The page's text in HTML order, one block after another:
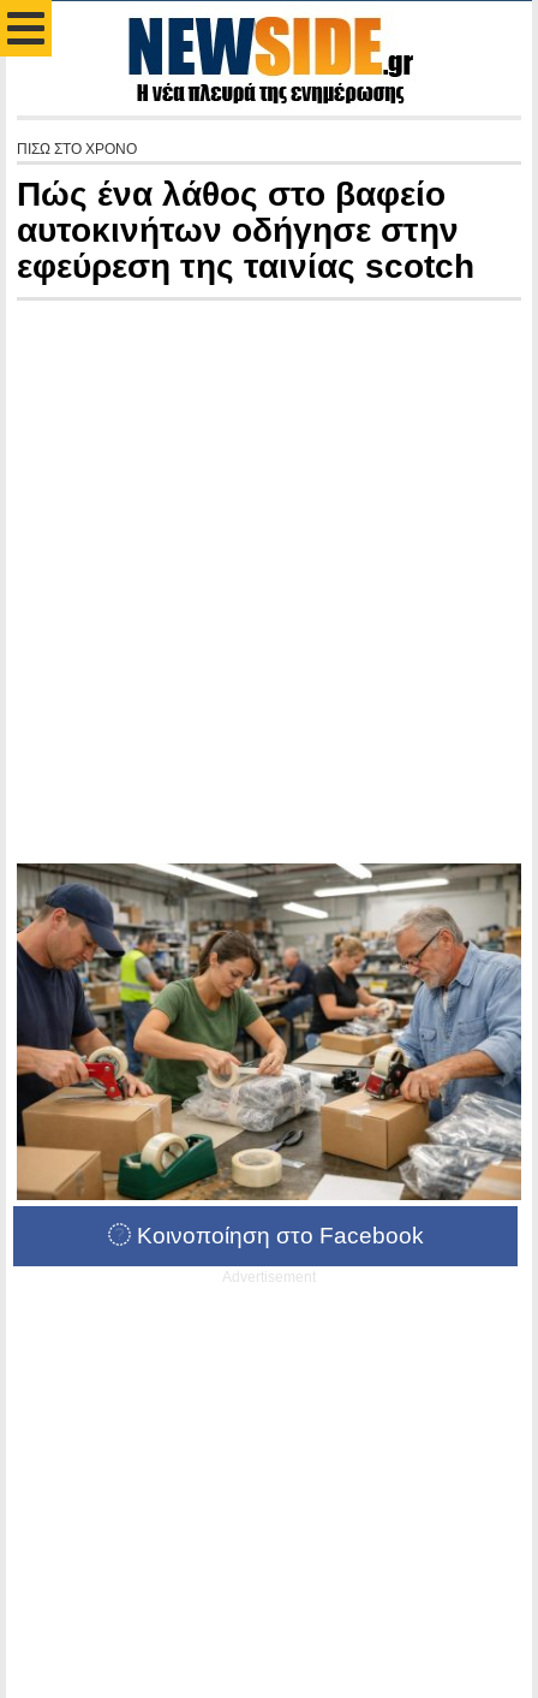
ΠΙΣΩ ΣΤΟ ΧΡΟΝΟ
Πώς ένα λάθος στο βαφείο
αυτοκινήτων οδήγησε στην
εφεύρεση της ταινίας scotch
Κοινοποίηση στο Facebook
Advertisement